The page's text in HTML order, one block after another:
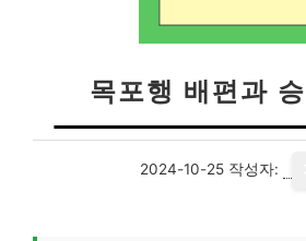
목포행 배편과
2024-10-25 작성자: